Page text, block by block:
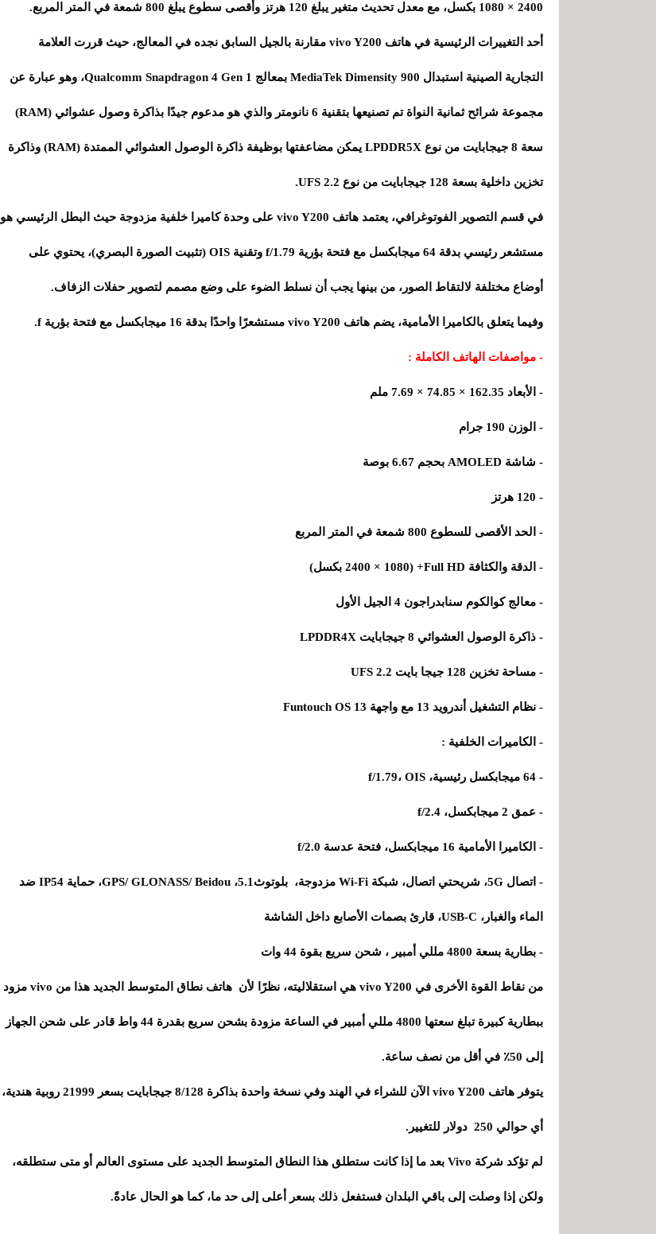
2400 × 1080 بكسل، مع معدل تحديث متغير يبلغ 120 هرتز وأقصى سطوع يبلغ 800 شمعة في المتر المربع.
أحد التغييرات الرئيسية في هاتف vivo Y200 مقارنة بالجيل السابق نجده في المعالج، حيث قررت العلامة
التجارية الصينية استبدال MediaTek Dimensity 900 بمعالج Qualcomm Snapdragon 4 Gen 1، وهو عبارة عن
مجموعة شرائح ثمانية النواة تم تصنيعها بتقنية 6 نانومتر والذي هو مدعوم جيدًا بذاكرة وصول عشوائي (RAM)
سعة 8 جيجابايت من نوع LPDDR5X يمكن مضاعفتها بوظيفة ذاكرة الوصول العشوائي الممتدة (RAM) وذاكرة
تخزين داخلية بسعة 128 جيجابايت من نوع UFS 2.2.
في قسم التصوير الفوتوغرافي، يعتمد هاتف vivo Y200 على وحدة كاميرا خلفية مزدوجة حيث البطل الرئيسي هو
مستشعر رئيسي بدقة 64 ميجابكسل مع فتحة بؤرية f/1.79 وتقنية OIS (تثبيت الصورة البصري)، يحتوي على
أوضاع مختلفة لالتقاط الصور، من بينها يجب أن نسلط الضوء على وضع مصمم لتصوير حفلات الزفاف.
وفيما يتعلق بالكاميرا الأمامية، يضم هاتف vivo Y200 مستشعرًا واحدًا بدقة 16 ميجابكسل مع فتحة بؤرية f.
- مواصفات الهاتف الكاملة :
- الأبعاد 162.35 × 74.85 × 7.69 ملم
- الوزن 190 جرام
- شاشة AMOLED بحجم 6.67 بوصة
- 120 هرتز
- الحد الأقصى للسطوع 800 شمعة في المتر المربع
- الدقة والكثافة Full HD+ (2400 × 1080 بكسل)
- معالج كوالكوم سنابدراجون 4 الجيل الأول
- ذاكرة الوصول العشوائي 8 جيجابايت LPDDR4X
- مساحة تخزين 128 جيجا بايت UFS 2.2
- نظام التشغيل أندرويد 13 مع واجهة Funtouch OS 13
- الكاميرات الخلفية :
- 64 ميجابكسل رئيسية، f/1.79، OIS
- عمق 2 ميجابكسل، f/2.4
- الكاميرا الأمامية 16 ميجابكسل، فتحة عدسة f/2.0
- اتصال 5G، شريحتي اتصال، شبكة Wi-Fi مزدوجة، بلوتوث5.1، GPS/ GLONASS/ Beidou، حماية IP54 ضد
الماء والغبار، USB-C، قارئ بصمات الأصابع داخل الشاشة
- بطارية بسعة 4800 مللي أمبير ، شحن سريع بقوة 44 وات
من نقاط القوة الأخرى في vivo Y200 هي استقلاليته، نظرًا لأن هاتف نطاق المتوسط ​​الجديد هذا من vivo مزود
ببطارية كبيرة تبلغ سعتها 4800 مللي أمبير في الساعة مزودة بشحن سريع بقدرة 44 واط قادر على شحن الجهاز
إلى 50٪ في أقل من نصف ساعة.
يتوفر هاتف vivo Y200 الآن للشراء في الهند وفي نسخة واحدة بذاكرة 8/128 جيجابايت بسعر 21999 روبية هندية،
أي حوالي 250 دولار للتغيير.
لم تؤكد شركة Vivo بعد ما إذا كانت ستطلق هذا النطاق المتوسط ​​الجديد على مستوى العالم أو متى ستطلقه،
ولكن إذا وصلت إلى باقي البلدان فستفعل ذلك بسعر أعلى إلى حد ما، كما هو الحال عادةً.